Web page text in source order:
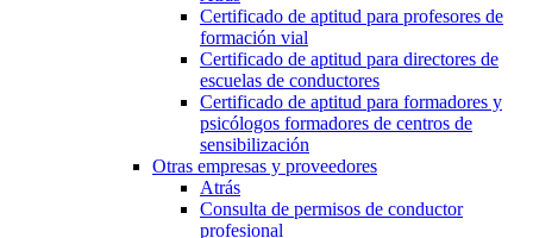
Certificado de aptitud para profesores de
formación vial
Certificado de aptitud para directores de
escuelas de conductores
Certificado de aptitud para formadores y
psicólogos formadores de centros de
sensibilización
Otras empresas y proveedores
Atrás
Consulta de permisos de conductor
profesional